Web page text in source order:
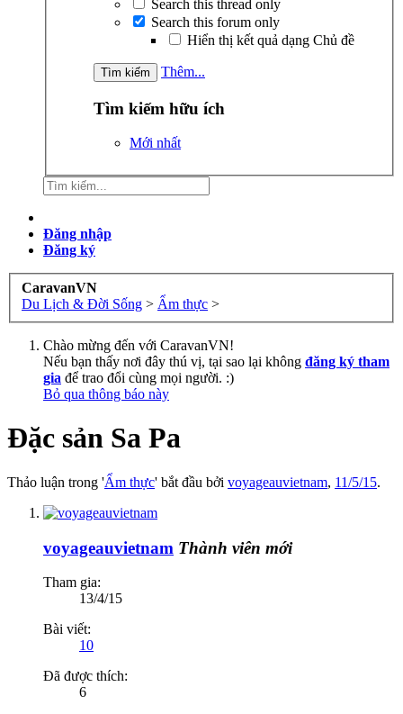
Search this thread only
Search this forum only
Hiển thị kết quả dạng Chủ đề
Thêm...
Tìm kiếm hữu ích
Mới nhất
Đăng nhập
Đăng ký
CaravanVN
Du Lịch & Đời Sống > Ẩm thực >
Chào mừng đến với CaravanVN!
Nếu bạn thấy nơi đây thú vị, tại sao lại không đăng ký tham
gia để trao đổi cùng mọi người. :)
Bỏ qua thông báo này
Đặc sản Sa Pa
Thảo luận trong 'Ẩm thực' bắt đầu bởi voyageauvietnam, 11/5/15.
voyageauvietnam Thành viên mới
Tham gia:
13/4/15
Bài viết:
10
Đã được thích:
6